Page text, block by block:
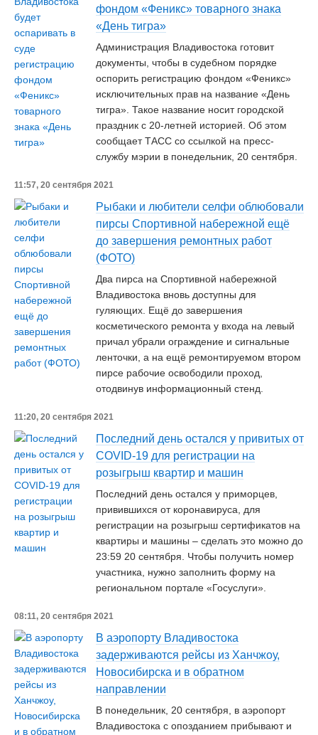
фондом «Феникс» товарного знака
«День тигра»
Администрация Владивостока готовит
документы, чтобы в судебном порядке
оспорить регистрацию фондом «Феникс»
исключительных прав на название «День
тигра». Такое название носит городской
праздник с 20-летней историей. Об этом
сообщает ТАСС со ссылкой на пресс-
службу мэрии в понедельник, 20 сентября.
11:57, 20 сентября 2021
Рыбаки и любители селфи облюбовали
пирсы Спортивной набережной ещё
до завершения ремонтных работ
(ФОТО)
Два пирса на Спортивной набережной
Владивостока вновь доступны для
гуляющих. Ещё до завершения
косметического ремонта у входа на левый
причал убрали ограждение и сигнальные
ленточки, а на ещё ремонтируемом втором
пирсе рабочие освободили проход,
отодвинув информационный стенд.
11:20, 20 сентября 2021
Последний день остался у привитых от
COVID-19 для регистрации на
розыгрыш квартир и машин
Последний день остался у приморцев,
привившихся от коронавируса, для
регистрации на розыгрыш сертификатов на
квартиры и машины – сделать это можно до
23:59 20 сентября. Чтобы получить номер
участника, нужно заполнить форму на
региональном портале «Госуслуги».
08:11, 20 сентября 2021
В аэропорту Владивостока
задерживаются рейсы из Ханчжоу,
Новосибирска и в обратном
направлении
В понедельник, 20 сентября, в аэропорт
Владивостока с опозданием прибывают и